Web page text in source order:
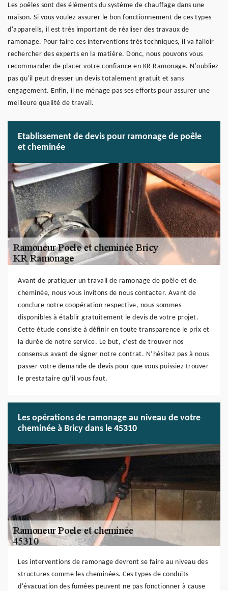
Les poêles sont des éléments du système de chauffage dans une
maison. Si vous voulez assurer le bon fonctionnement de ces types
d'appareils, il est très important de réaliser des travaux de
ramonage. Pour faire ces interventions très techniques, il va falloir
rechercher des experts en la matière. Donc, nous pouvons vous
recommander de placer votre confiance en KR Ramonage. N'oubliez
pas qu'il peut dresser un devis totalement gratuit et sans
engagement. Enfin, il ne ménage pas ses efforts pour assurer une
meilleure qualité de travail.
Etablissement de devis pour ramonage de poêle
et cheminée
Avant de pratiquer un travail de ramonage de poêle et de
cheminée, nous vous invitons de nous contacter. Avant de
conclure notre coopération respective, nous sommes
disponibles à établir gratuitement le devis de votre projet.
Cette étude consiste à définir en toute transparence le prix et
la durée de notre service. Le but, c’est de trouver nos
consensus avant de signer notre contrat. N’hésitez pas à nous
passer votre demande de devis pour que vous puissiez trouver
le prestataire qu’il vous faut.
Les opérations de ramonage au niveau de votre
cheminée à Bricy dans le 45310
Les interventions de ramonage devront se faire au niveau des
structures comme les cheminées. Ces types de conduits
d'évacuation des fumées peuvent ne pas fonctionner à cause